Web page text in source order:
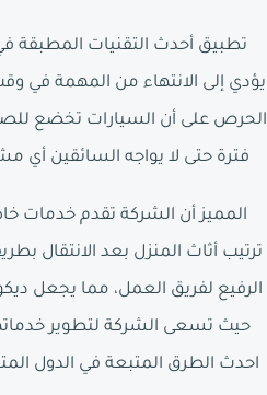
تطبيق أحدث التقنيات المطبقة
يؤدي إلى الانتهاء من المهمة في
الحرص على أن السيارات تخضع
فترة حتى لا يواجه السائقين أي
المميز أن الشركة تقدم خدمات
ترتيب أثاث المنزل بعد الانتقال
الرفيع لفريق العمل، مما يجعل
حيث تسعى الشركة لتطوير
احدث الطرق المتبعة في الدول